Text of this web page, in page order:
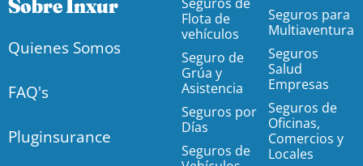
Sobre Inxur
Quienes Somos
FAQ's
Pluginsurance
Flota de
vehículos
Seguro de
Grúa y
Asistencia
Seguros por
Días
Seguros de
Seguros para
Multiaventura
Seguros
Salud
Empresas
Seguros de
Oficinas,
Comercios y
Locales